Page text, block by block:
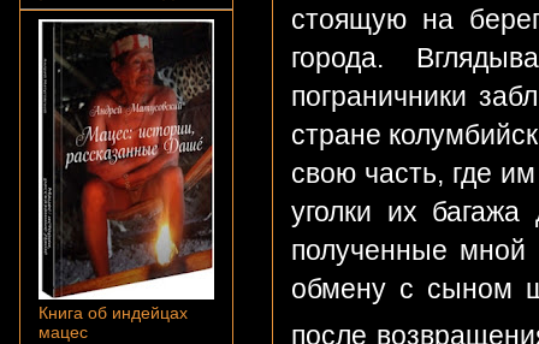
стоящую на
города.
пограничники
стране
свою часть, где
уголки их
полученные мной
обмену с сыном
после
Книга об индейцах
мацес